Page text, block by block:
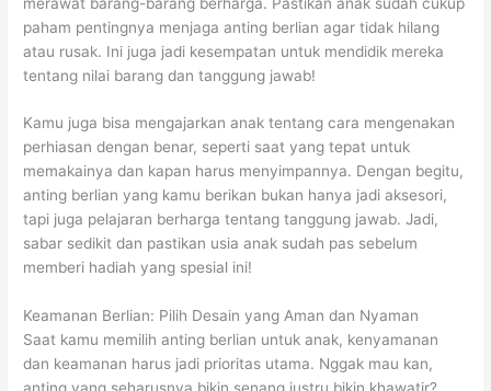
paham pentingnya menjaga anting berlian agar tidak hilang
atau rusak. Ini juga jadi kesempatan untuk mendidik mereka
tentang nilai barang dan tanggung jawab!
Kamu juga bisa mengajarkan anak tentang cara mengenakan
perhiasan dengan benar, seperti saat yang tepat untuk
memakainya dan kapan harus menyimpannya. Dengan begitu,
anting berlian yang kamu berikan bukan hanya jadi aksesori,
tapi juga pelajaran berharga tentang tanggung jawab. Jadi,
sabar sedikit dan pastikan usia anak sudah pas sebelum
memberi hadiah yang spesial ini!
Keamanan Berlian: Pilih Desain yang Aman dan Nyaman
Saat kamu memilih anting berlian untuk anak, kenyamanan
dan keamanan harus jadi prioritas utama. Nggak mau kan,